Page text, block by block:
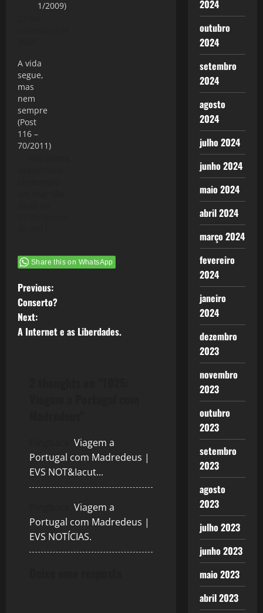
1/2009)
A vida
segue,
mas
nem
sempre
(Post
116 –
70/2011)
nado, nem ao
esta vaga
fatal que ora
me assalta" (
Hipólito -
Eurípedes )
A vida…
Share this on WhatsApp
P
o
s
Previous:
Conserto?
Next:
A Internet e as Liberdades.
Viagem a
Portugal com Madredeus |
EVS NOT&Iacut...
Viagem a
Portugal com Madredeus |
EVS NOTÍCIAS.
2024
outubro
2024
setembro
2024
agosto
2024
julho 2024
junho 2024
maio 2024
abril 2024
março 2024
fevereiro
2024
janeiro
2024
dezembro
2023
novembro
2023
outubro
2023
setembro
2023
agosto
2023
julho 2023
junho 2023
maio 2023
abril 2023